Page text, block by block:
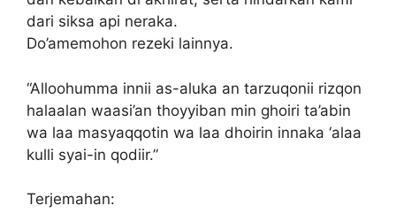
dari siksa api neraka.
Do’amemohon rezeki lainnya.
“Alloohumma innii as-aluka an tarzuqonii rizqon
halaalan waasi’an thoyyiban min ghoiri ta’abin
wa laa masyaqqotin wa laa dhoirin innaka ‘alaa
kulli syai-in qodiir.”
Terjemahan: